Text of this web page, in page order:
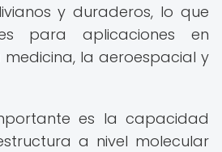
y duraderos, lo que
para aplicaciones en
la aeroespacial y
es la capacidad
a nivel molecular